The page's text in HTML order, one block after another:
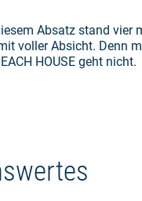
Absatz stand vier
voller Absicht. Denn
HOUSE geht nicht.